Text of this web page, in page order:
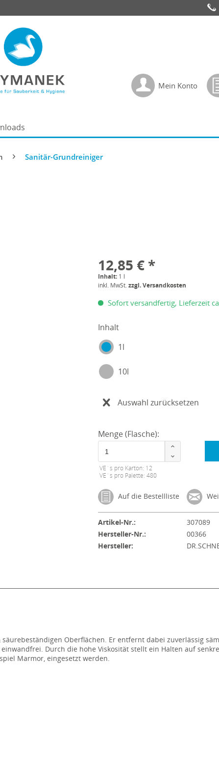
Mein Konto
Sanitär-Grundreiniger
12,85 € *
Inhalt: 1 l
inkl. MwSt.zzgl. Versandkosten
Sofort versandfertig, Lieferzeit
Inhalt
1l
10l
Auswahl zurücksetzen
Menge (Flasche):
VE´s pro Karton: 12
VE´s pro Palette: 480
Auf die Bestellliste
Artikel-Nr.:
307089
Hersteller-Nr.:
00366
Hersteller:
Oberflächen. Er entfernt dabei zuverlässig
Durch die hohe Viskosität stellt ein Halten auf
Marmor, eingesetzt werden.